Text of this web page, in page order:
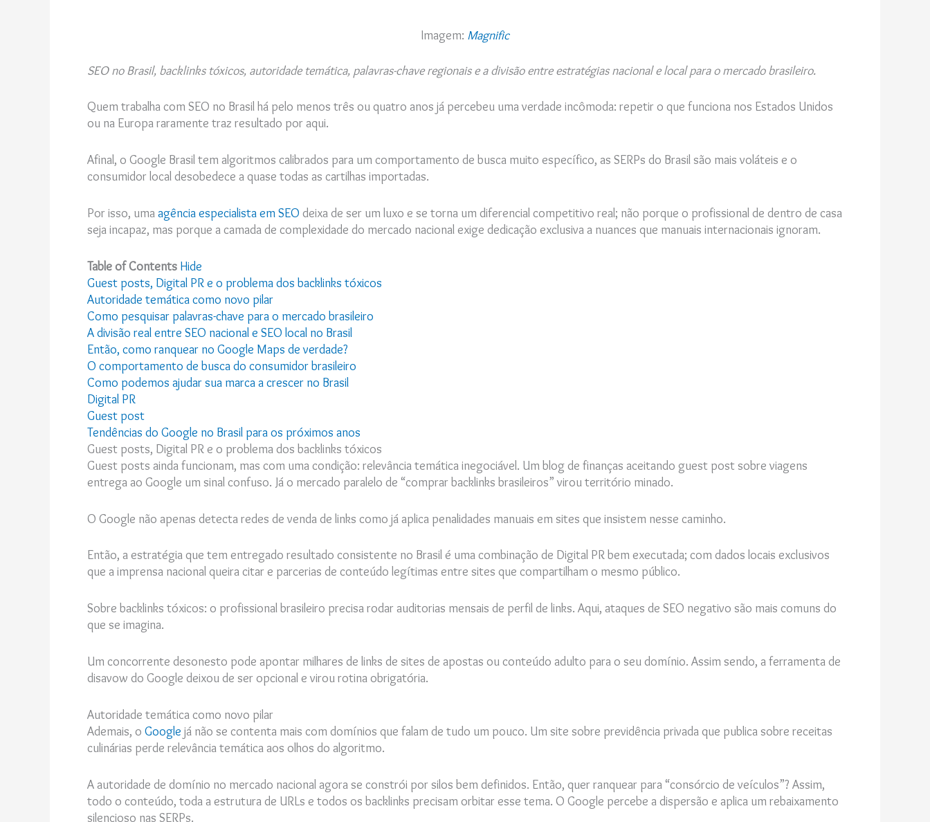
Imagem: Magnific
SEO no Brasil, backlinks tóxicos, autoridade temática, palavras-chave regionais e a divisão entre estratégias nacional e local para o mercado brasileiro.
Quem trabalha com SEO no Brasil há pelo menos três ou quatro anos já percebeu uma verdade incômoda: repetir o que funciona nos Estados Unidos
ou na Europa raramente traz resultado por aqui.
Afinal, o Google Brasil tem algoritmos calibrados para um comportamento de busca muito específico, as SERPs do Brasil são mais voláteis e o
consumidor local desobedece a quase todas as cartilhas importadas.
Por isso, umaagência especialista em SEO deixa de ser um luxo e se torna um diferencial competitivo real; não porque o profissional de dentro de casa
seja incapaz, mas porque a camada de complexidade do mercado nacional exige dedicação exclusiva a nuances que manuais internacionais ignoram.
Table of Contents Hide
Guest posts, Digital PR e o problema dos backlinks tóxicos
Autoridade temática como novo pilar
Como pesquisar palavras-chave para o mercado brasileiro
A divisão real entre SEO nacional e SEO local no Brasil
Então, como ranquear no Google Maps de verdade?
O comportamento de busca do consumidor brasileiro
Como podemos ajudar sua marca a crescer no Brasil
Digital PR
Guest post
Tendências do Google no Brasil para os próximos anos
Guest posts, Digital PR e o problema dos backlinks tóxicos
Guest posts ainda funcionam, mas com uma condição: relevância temática inegociável. Um blog de finanças aceitando guest post sobre viagens
entrega ao Google um sinal confuso. Já o mercado paralelo de “comprar backlinks brasileiros” virou território minado.
O Google não apenas detecta redes de venda de links como já aplica penalidades manuais em sites que insistem nesse caminho.
Então, a estratégia que tem entregado resultado consistente no Brasil é uma combinação de Digital PR bem executada; com dados locais exclusivos
que a imprensa nacional queira citar e parcerias de conteúdo legítimas entre sites que compartilham o mesmo público.
Sobre backlinks tóxicos: o profissional brasileiro precisa rodar auditorias mensais de perfil de links. Aqui, ataques de SEO negativo são mais comuns do
que se imagina.
Um concorrente desonesto pode apontar milhares de links de sites de apostas ou conteúdo adulto para o seu domínio. Assim sendo, a ferramenta de
disavow do Google deixou de ser opcional e virou rotina obrigatória.
Autoridade temática como novo pilar
Ademais, o Google já não se contenta mais com domínios que falam de tudo um pouco. Um site sobre previdência privada que publica sobre receitas
culinárias perde relevância temática aos olhos do algoritmo.
A autoridade de domínio no mercado nacional agora se constrói por silos bem definidos. Então, quer ranquear para “consórcio de veículos”? Assim,
todo o conteúdo, toda a estrutura de URLs e todos os backlinks precisam orbitar esse tema. O Google percebe a dispersão e aplica um rebaixamento
silencioso nas SERPs.